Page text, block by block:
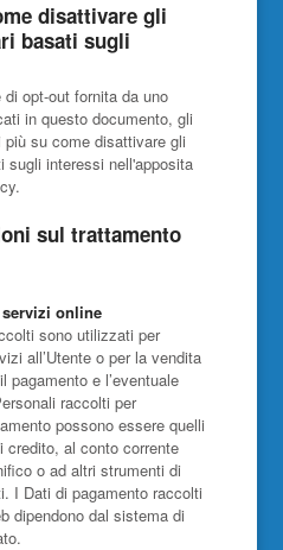
disattivare gli
basati sugli
opt-out fornita da uno
in questo documento, gli
su come disattivare gli
sugli interessi nell'apposita
sul trattamento
online
sono utilizzati per
all’Utente o per la vendita
pagamento e l’eventuale
raccolti per
possono essere quelli
credito, al conto corrente
o ad altri strumenti di
I Dati di pagamento raccolti
dipendono dal sistema di